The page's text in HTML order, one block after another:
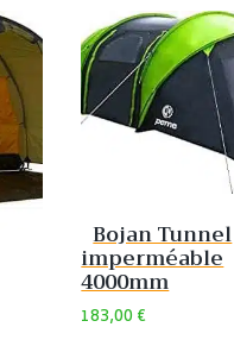
Bojan Tunnel
imperméable
4000mm
183,00€